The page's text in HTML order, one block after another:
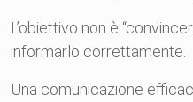
L’obiettivo non è
informarlo correttamente.
Una comunicazione